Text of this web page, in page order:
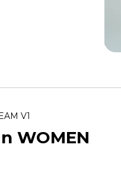
V1
WOMEN